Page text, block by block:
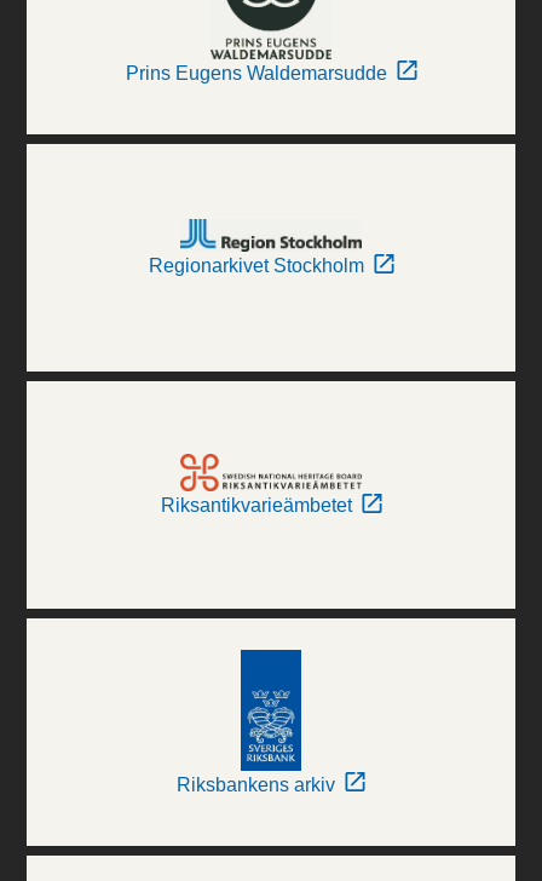
Prins Eugens Waldemarsudde
Regionarkivet Stockholm
Riksantikvarieämbetet
Riksbankens arkiv